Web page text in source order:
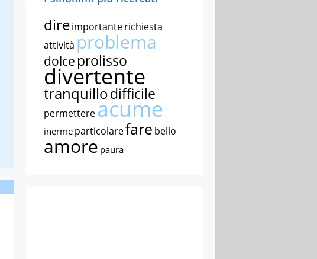
direimportanterichiesta
attività problema
dolce prolisso
divertente
tranquillodifficile
permettereacume
inerme particolarefare bello
amore paura